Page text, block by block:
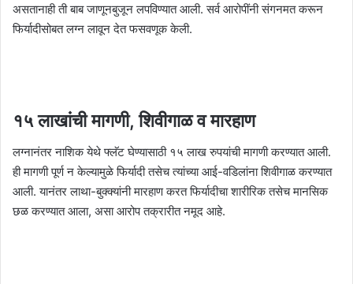
असतानाही ती बाब जाणूनबुजून लपविण्यात आली. सर्व आरोपींनी संगनमत करून
फिर्यादीसोबत लग्न लावून देत फसवणूक केली.
१५ लाखांची मागणी, शिवीगाळ व मारहाण
लग्नानंतर नाशिक येथे फ्लॅट घेण्यासाठी १५ लाख रुपयांची मागणी करण्यात आली.
ही मागणी पूर्ण न केल्यामुळे फिर्यादी तसेच त्यांच्या आई-वडिलांना शिवीगाळ करण्यात
आली. यानंतर लाथा-बुक्क्यांनी मारहाण करत फिर्यादीचा शारीरिक तसेच मानसिक
छळ करण्यात आला, असा आरोप तक्रारीत नमूद आहे.